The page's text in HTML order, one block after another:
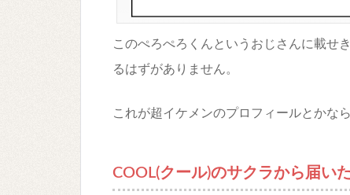
このぺろぺろくんというおじさんに載せ
るはずがありません。
これが超イケメンのプロフィールとかな
COOL(クール)のサクラから届い